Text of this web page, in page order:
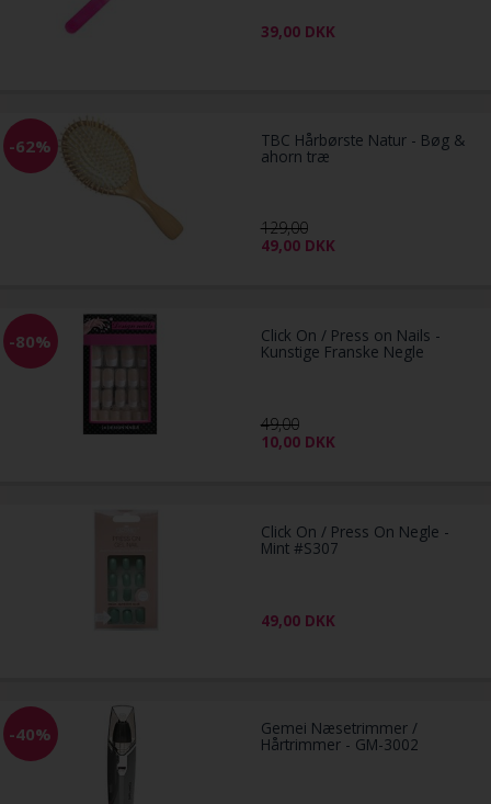
39,00 DKK
-62% TBC Hårbørste Natur - Bøg &
ahorn træ
129,00
49,00 DKK
-80% Click On / Press on Nails -
Kunstige Franske Negle
49,00
10,00 DKK
Click On / Press On Negle -
Mint #S307
49,00 DKK
-40% Gemei Næsetrimmer /
Hårtrimmer - GM-3002